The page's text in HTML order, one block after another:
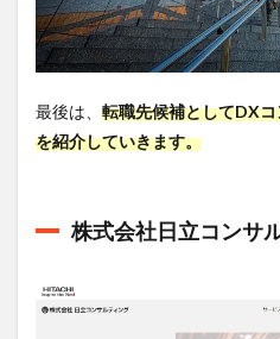
最後は、 転職先候補としてDX
を紹介していきます。
株式会社日立コンサ